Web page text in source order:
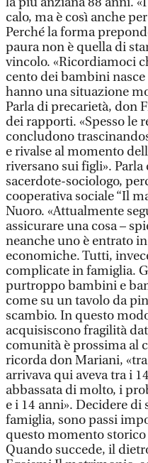
calo, ma è così anche
Perché la forma
paura non è quella di
vincolo. «Ricordiamoci
cento dei bambini
hanno una situazione
Parla di precarietà, don
dei rapporti. «Spesso le
concludono
e rivalse al momento
riversano sui figli».
sacerdote-sociologo,
cooperativa sociale “Il
Nuoro. «Attualmente
assicurare una cosa –
neanche uno è entrato
economiche. Tutti,
complicate in famiglia.
purtroppo bambini e
come su un tavolo da
scambio. In questo
acquisiscono fragilità
comunità è prossima al
ricorda don Mariani,
arrivava qui aveva tra i
abbassata di molto, i
e i 14 anni». Decidere
famiglia, sono passi
questo momento
Quando succede, il